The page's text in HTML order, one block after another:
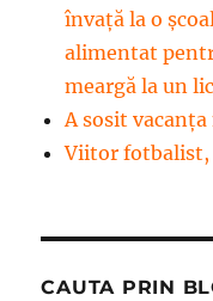
învață la o
alimentat
meargă la un
A sosit vacanța
Viitor fotbalist,
CAUTA PRIN